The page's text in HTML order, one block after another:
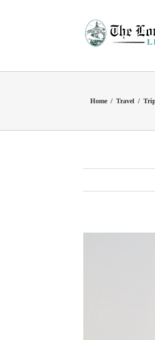
Home / Travel /